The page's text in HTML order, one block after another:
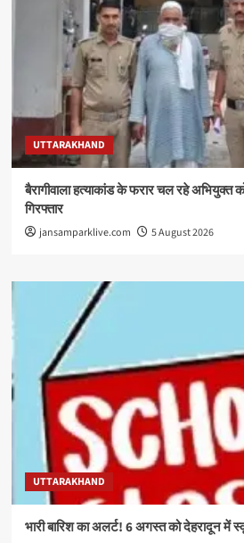
UTTARAKHAND
बैरागीवाला हत्याकांड के फरार चल रहे अभियुक्त
गिरफ्तार
jansamparklive.com 5 August 2026
UTTARAKHAND
भारी बारिश का अलर्ट! 6 अगस्त को देहरादून में